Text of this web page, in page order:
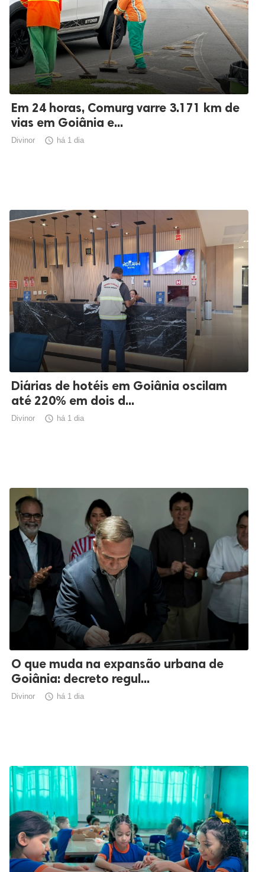
Em 24 horas, Comurg varre 3.171 km de
vias em Goiânia e...
Divinor  há 1 dia
Diárias de hotéis em Goiânia oscilam
até 220% em dois d...
Divinor  há 1 dia
O que muda na expansão urbana de
Goiânia: decreto regul...
Divinor  há 1 dia